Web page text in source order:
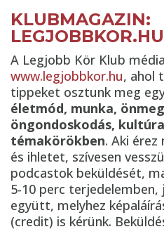
KLUBMAGAZIN:
LEGJOBBKOR.HU
A Legjobb Kör Klub
www.legjobbkor.hu, ahol
tippeket osztunk meg
életmód, munka,
öngondoskodás,
témakörökben. Aki
és ihletet, szívesen
podcastok beküldését,
5-10 perc
együtt, melyhez
(credit) is kérünk.